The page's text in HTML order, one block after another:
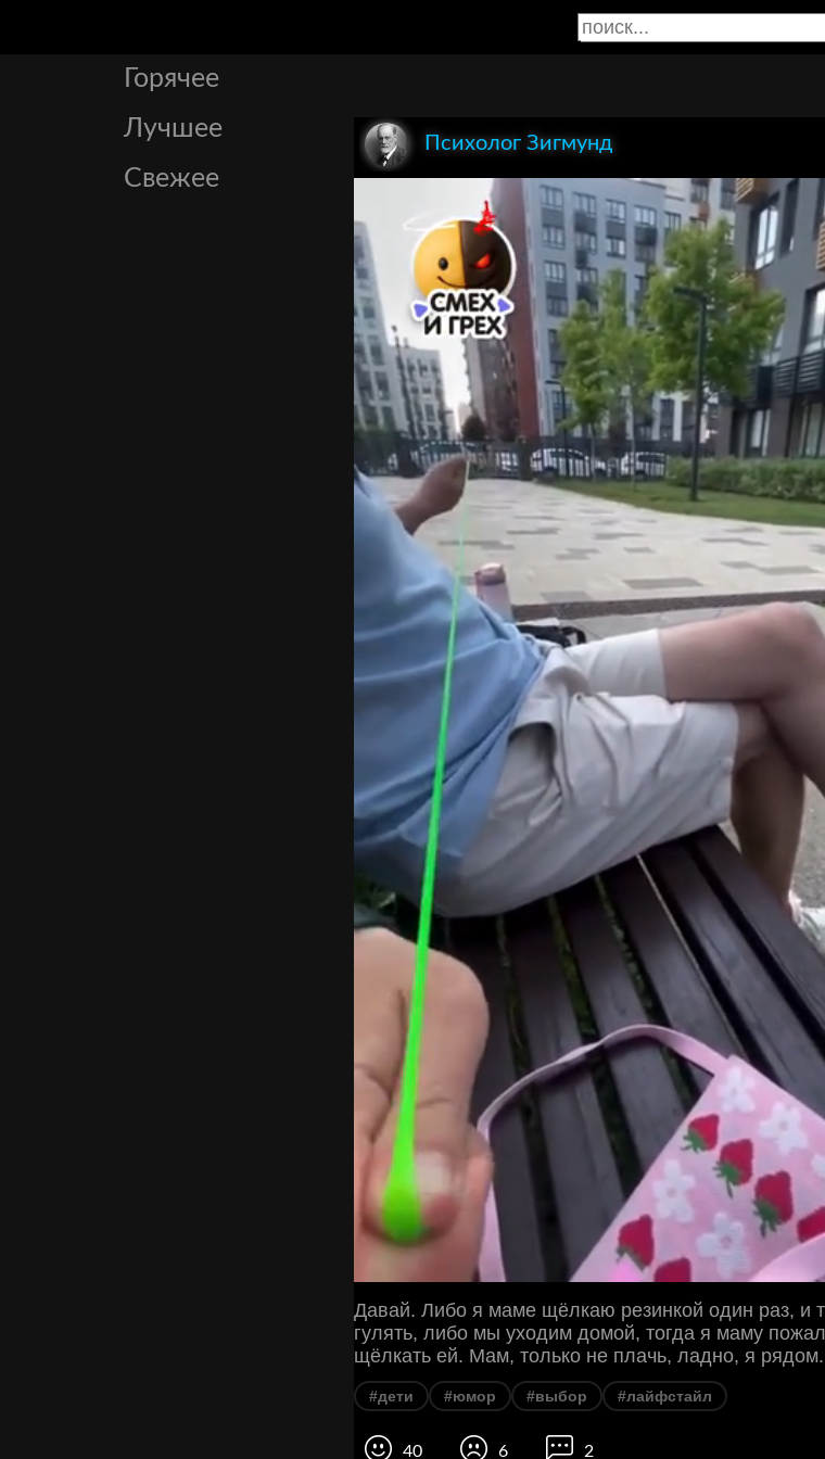
Горячее
Лучшее
Свежее
Психолог Зигмунд
Давай. Либо я маме щёлкаю резинкой один раз, и
гулять, либо мы уходим домой, тогда я маму
щёлкать ей. Мам, только не плачь, ладно, я рядом.
#дети #юмор #выбор #лайфстайл
40 6 2